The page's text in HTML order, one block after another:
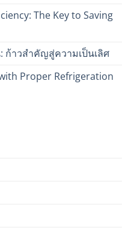
The Key to Saving
ก้าวสำคัญสู่ความเป็นเลิศ
Proper Refrigeration